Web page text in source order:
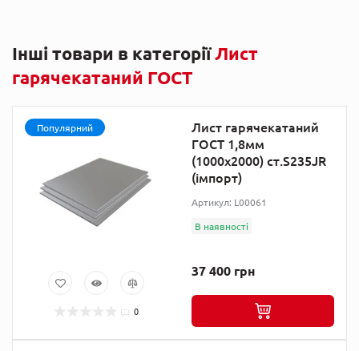
Інші товари в категоріїЛист
гарячекатаний ГОСТ
Популярний
0
Лист гарячекатаний
ГОСТ 1,8мм
(1000х2000) ст.S235JR
(імпорт)
Артикул: L00061
В наявності
37 400 грн